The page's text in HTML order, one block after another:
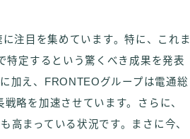
注目を集めています。特に、これま
特定するという驚くべき成果を発表
加え、FRONTEOグループは電通総
略を加速させています。さらに、
高まっている状況です。まさに今、